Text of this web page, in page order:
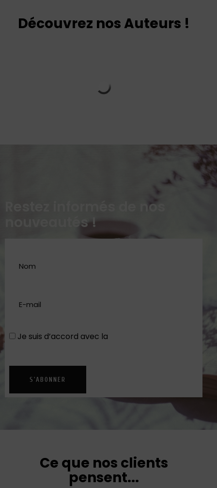
Découvrez nos Auteurs !
Restez informés de nos
nouveautés !
Je suis d’accord avec la
S'ABONNER
Ce que nos clients
pensent...